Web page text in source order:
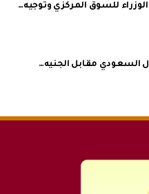
للسوق المركزي وتوجيه…
السعودي مقابل الجنيه…